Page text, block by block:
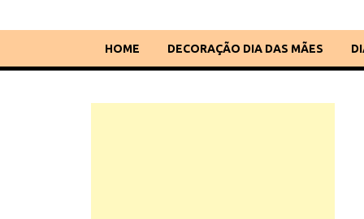
Dia das Mães
HOME DECORAÇÃO DIA DAS MÃES